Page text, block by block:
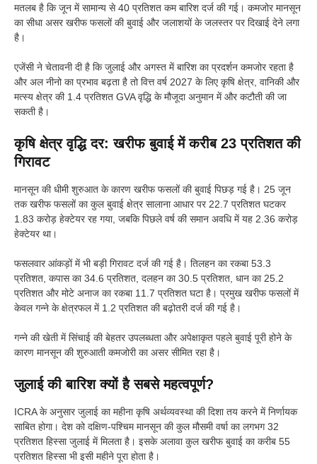
मतलब है कि जून में सामान्य से 40 प्रतिशत कम बारिश दर्ज की गई। कमजोर मानसून
का सीधा असर खरीफ फसलों की बुवाई और जलाशयों के जलस्तर पर दिखाई देने लगा
है।
एजेंसी ने चेतावनी दी है कि जुलाई और अगस्त में बारिश का प्रदर्शन कमजोर रहता है
और अल नीनो का प्रभाव बढ़ता है तो वित्त वर्ष 2027 के लिए कृषि क्षेत्र, वानिकी और
मत्स्य क्षेत्र की 1.4 प्रतिशत GVA वृद्धि के मौजूदा अनुमान में और कटौती की जा
सकती है।
कृषि क्षेत्र वृद्धि दर: खरीफ बुवाई में करीब 23 प्रतिशत की
गिरावट
मानसून की धीमी शुरुआत के कारण खरीफ फसलों की बुवाई पिछड़ गई है। 25 जून
तक खरीफ फसलों का कुल बुवाई क्षेत्र सालाना आधार पर 22.7 प्रतिशत घटकर
1.83 करोड़ हेक्टेयर रह गया, जबकि पिछले वर्ष की समान अवधि में यह 2.36 करोड़
हेक्टेयर था।
फसलवार आंकड़ों में भी बड़ी गिरावट दर्ज की गई है। तिलहन का रकबा 53.3
प्रतिशत, कपास का 34.6 प्रतिशत, दलहन का 30.5 प्रतिशत, धान का 25.2
प्रतिशत और मोटे अनाज का रकबा 11.7 प्रतिशत घटा है। प्रमुख खरीफ फसलों में
केवल गन्ने के क्षेत्रफल में 1.2 प्रतिशत की बढ़ोतरी दर्ज की गई है।
गन्ने की खेती में सिंचाई की बेहतर उपलब्धता और अपेक्षाकृत पहले बुवाई पूरी होने के
कारण मानसून की शुरुआती कमजोरी का असर सीमित रहा है।
जुलाई की बारिश क्यों है सबसे महत्वपूर्ण?
ICRA के अनुसार जुलाई का महीना कृषि अर्थव्यवस्था की दिशा तय करने में निर्णायक
साबित होगा। देश को दक्षिण-पश्चिम मानसून की कुल मौसमी वर्षा का लगभग 32
प्रतिशत हिस्सा जुलाई में मिलता है। इसके अलावा कुल खरीफ बुवाई का करीब 55
प्रतिशत हिस्सा भी इसी महीने पूरा होता है।